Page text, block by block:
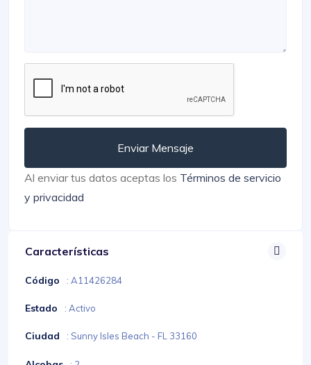
Enviar Mensaje
Al enviar tus datos aceptas los Términos de servicio
y privacidad
Características
Código : A11426284
Estado : Activo
Ciudad : Sunny Isles Beach - FL 33160